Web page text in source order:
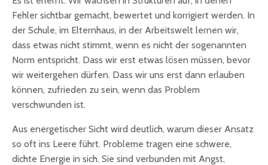
Fehler sichtbar gemacht, bewertet und korrigiert werden. In
der Schule, im Elternhaus, in der Arbeitswelt lernen wir,
dass etwas nicht stimmt, wenn es nicht der sogenannten
Norm entspricht. Dass wir erst etwas lösen müssen, bevor
wir weitergehen dürfen. Dass wir uns erst dann erlauben
können, zufrieden zu sein, wenn das Problem
verschwunden ist.
Aus energetischer Sicht wird deutlich, warum dieser Ansatz
so oft ins Leere führt. Probleme tragen eine schwere,
dichte Energie in sich. Sie sind verbunden mit Angst,